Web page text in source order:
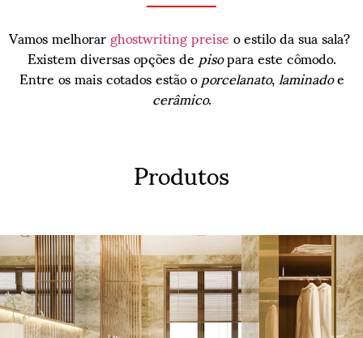
Vamos melhorarghostwriting preiseo estilo da sua sala?
Existem diversas opções depisopara este cômodo.
Entre os mais cotados estão oporcelanato,laminadoe
cerâmico.
Produtos